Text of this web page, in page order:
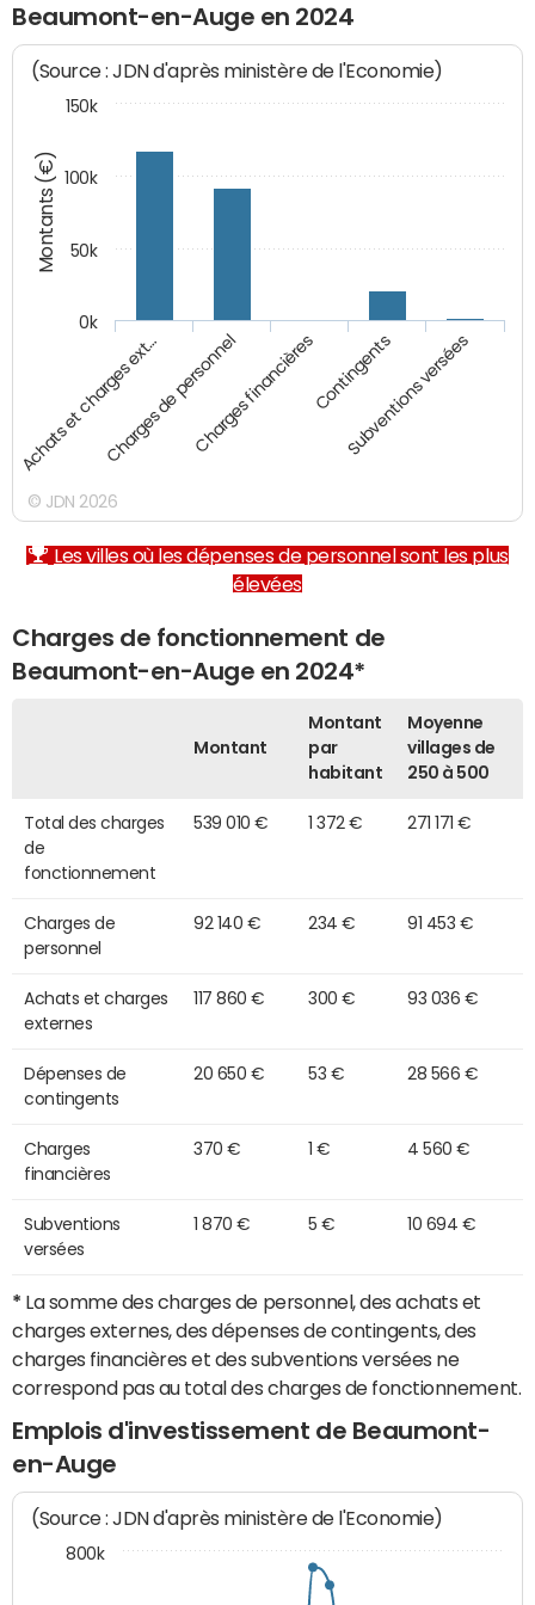
Beaumont-en-Auge en 2024
Montants (€)
(Source : JDN d'après ministère de l'Economie)
Achats et charges ext…Charges de personnelCharges financièresContingents
Subventions versées
0k
50k
100k
150k
© JDN 2026
Les villes où les dépenses de personnel sont les plus
élevées
Charges de fonctionnement de
Beaumont-en-Auge en 2024*
Montant
Montant
par
habitant
Moyenne
villages de
250 à 500
Total des charges
de
fonctionnement
539 010 € 1 372 € 271 171 €
Charges de
personnel
92 140 € 234 € 91 453 €
Achats et charges
externes
117 860 € 300 € 93 036 €
Dépenses de
contingents
20 650 € 53 € 28 566 €
Charges
financières
370 € 1 € 4 560 €
Subventions
versées
1 870 € 5 € 10 694 €
* La somme des charges de personnel, des achats et
charges externes, des dépenses de contingents, des
charges financières et des subventions versées ne
correspond pas au total des charges de fonctionnement.
Emplois d'investissement de Beaumont-
en-Auge
(Source : JDN d'après ministère de l'Economie)
800k